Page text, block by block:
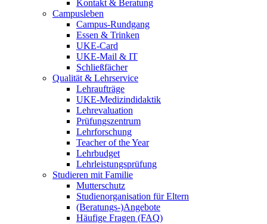
Kontakt & Beratung
Campusleben
Campus-Rundgang
Essen & Trinken
UKE-Card
UKE-Mail & IT
Schließfächer
Qualität & Lehrservice
Lehraufträge
UKE-Medizindidaktik
Lehrevaluation
Prüfungszentrum
Lehrforschung
Teacher of the Year
Lehrbudget
Lehrleistungsprüfung
Studieren mit Familie
Mutterschutz
Studienorganisation für Eltern
(Beratungs-)Angebote
Häufige Fragen (FAQ)